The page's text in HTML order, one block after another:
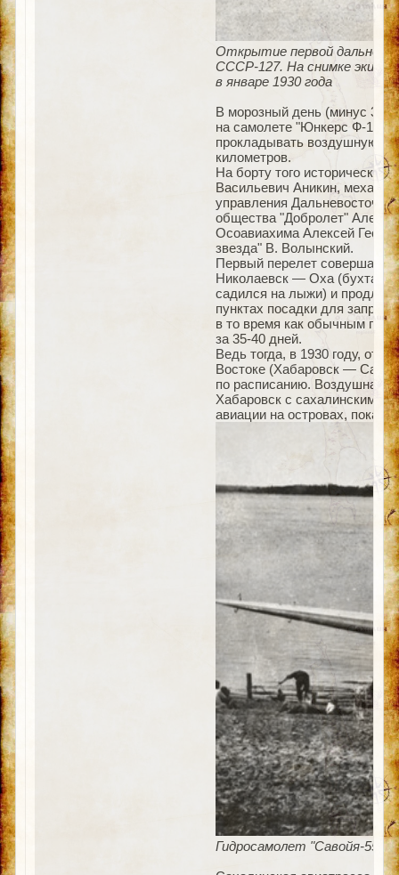
Открытие первой
СССР-127. На снимке
в январе 1930 года
В морозный день (минус 36
на самолете "Юнкерс Ф-13"
прокладывать воздушную
километров.
На борту того
Васильевич Аникин,
управления
общества "Добролет"
Осоавиахима Алексей
звезда" В. Волынский.
Первый перелет
Николаевск — Оха (бухта
садился на лыжи) и
пунктах посадки для
в то время как обычным
за 35-40 дней.
Ведь тогда, в 1930 году,
Востоке (Хабаровск —
по расписанию. Воздушная
Хабаровск с сахалинскими
авиации на островах,
Гидросамолет "Савойя-55",